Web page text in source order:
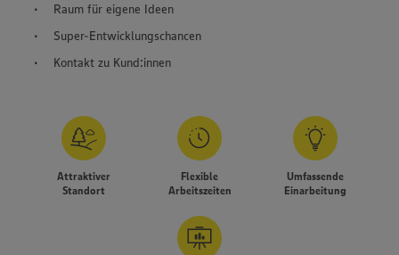
Raum für eigene Ideen
Super-Entwicklungschancen
Kontakt zu Kund:innen
Attraktiver
Standort
Flexible
Arbeitszeiten
Umfassende
Einarbeitung